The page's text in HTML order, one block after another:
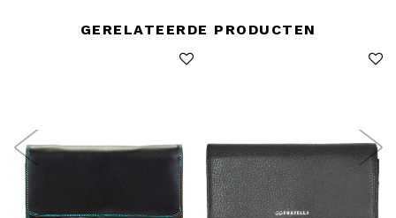
GERELATEERDE PRODUCTEN